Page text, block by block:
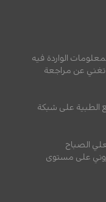
الواردة فيه
عن مراجعة
الطبية على شبكة
الصباح
على مستوى